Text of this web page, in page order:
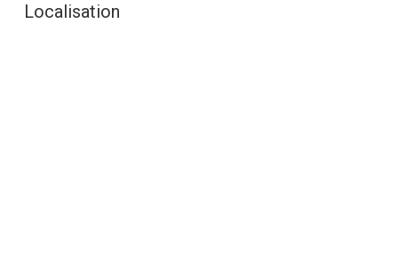
Localisation